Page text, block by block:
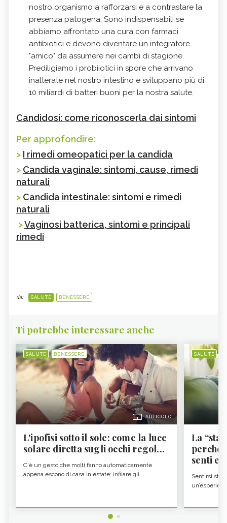
nostro organismo a rafforzarsi e a contrastare la
presenza patogena. Sono indispensabili se
abbiamo affrontato una cura con farmaci
antibiotici e devono diventare un integratore
"amico" da assumere nei cambi di stagione.
Prediligiamo i probiiotici in spore che arrivano
inalterate nel nostro intestino e sviluppano più di
10 miliardi di batteri buoni per la nostra salute.
Candidosi: come riconoscerla dai sintomi
Per approfondire:
> I rimedi omeopatici per la candida
> Candida vaginale: sintomi, cause, rimedi
naturali
> Candida intestinale: sintomi e rimedi
naturali
>Vaginosi batterica, sintomi e principali
rimedi
da: SALUTE BENESSERE
Ti potrebbe interessare anche
SALUTE BENESSERE
ARTICOLO
L'ipofisi sotto il sole: come la luce
solare diretta sugli occhi regol...
C'è un gesto che molti fanno automaticamente
appena escono di casa in estate: infilare gli...
SALUTE
La
perché
senti
Sentirsi